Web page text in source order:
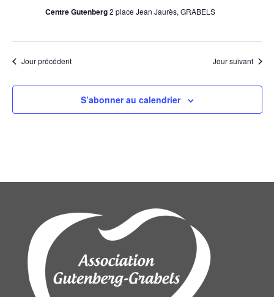
Centre Gutenberg2 place Jean Jaurès, GRABELS
Jour précédent Jour suivant
S’abonner au calendrier